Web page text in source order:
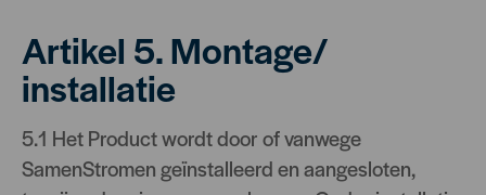
Artikel 5. Montage/
installatie
5.1 Het Product wordt door of vanwege
SamenStromen geïnstalleerd en aangesloten,